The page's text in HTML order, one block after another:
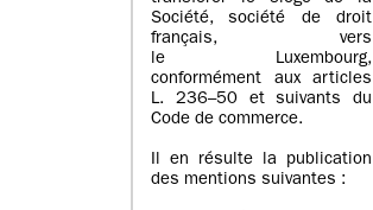
Société, société de droit
français, vers
le Luxembourg,
conformément aux articles
L. 236–50 et suivants du
Code de commerce.
Il en résulte la publication
des mentions suivantes :